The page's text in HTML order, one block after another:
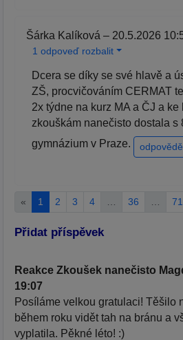
Šárka Kalíková – 20.5.2026
1 odpoveď rozbalit
Dcera se díky se své hlavě a
ZŠ, procvičováním CERMAT
2x týdne na kurz MA a ČJ a
zkouškám nanečisto dostala s
gymnázium v Praze.
« 1 2 3 4 36 71
Přidat příspěvek
Reakce Zkoušek nanečisto
19:07
Posíláme velkou gratulaci! Těšilo
během roku vidět tah na bránu a
vyplatila. Pěkné léto! :)